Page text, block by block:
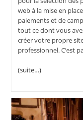
web à la mise en
paiements et de
tout ce dont vous
créer votre propre
professionnel. C’est
(suite…)